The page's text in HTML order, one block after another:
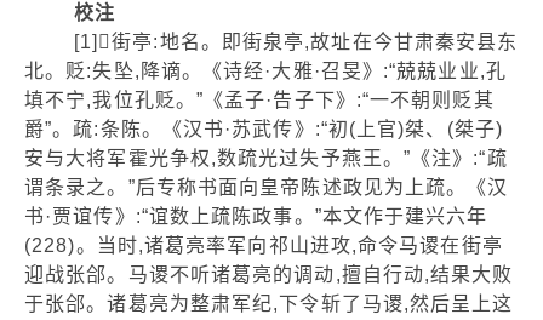
校注
[1]街亭:地名。即街泉亭,故址在今甘肃秦安县东
北。贬:失坠,降谪。《诗经·大雅·召旻》:“兢兢业业,孔
填不宁,我位孔贬。”《孟子·告子下》:“一不朝则贬其
爵”。疏:条陈。《汉书·苏武传》:“初(上官)桀、(桀子)
安与大将军霍光争权,数疏光过失予燕王。”《注》:“疏
谓条录之。”后专称书面向皇帝陈述政见为上疏。《汉
书·贾谊传》:“谊数上疏陈政事。”本文作于建兴六年
(228)。当时,诸葛亮率军向祁山进攻,命令马谡在街亭
迎战张郃。马谡不听诸葛亮的调动,擅自行动,结果大败
于张郃。诸葛亮为整肃军纪,下令斩了马谡,然后呈上这